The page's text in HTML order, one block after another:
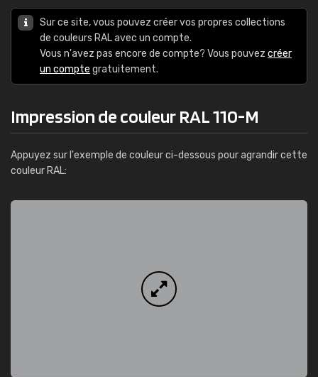
Sur ce site, vous pouvez créer vos propres collections
de couleurs RAL avec un compte.
Vous n'avez pas encore de compte? Vous pouvez créer
un compte gratuitement.
Impression de couleur RAL 110-M
Appuyez sur l'exemple de couleur ci-dessous pour agrandir cette
couleur RAL: